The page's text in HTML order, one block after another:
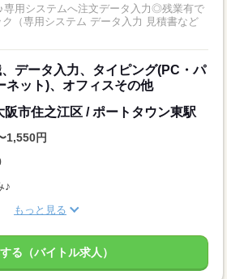
用システムへ注文データ入力◎残業有で
（専用システム データ入力 見積書など
データ入力、タイピング(PC・パ
ネット)、オフィスその他
阪市住之江区 / ポートタウン東駅
1,550円
♪
もっと見る
る（バイトル求人）